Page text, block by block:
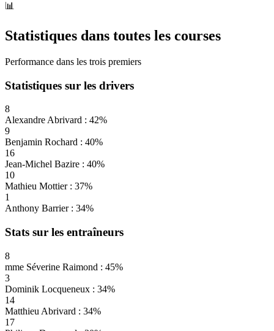
📊
Statistiques dans toutes les courses
Performance dans les trois premiers
Statistiques sur les drivers
8
Alexandre Abrivard : 42%
9
Benjamin Rochard : 40%
16
Jean-Michel Bazire : 40%
10
Mathieu Mottier : 37%
1
Anthony Barrier : 34%
Stats sur les entraîneurs
8
mme Séverine Raimond : 45%
3
Dominik Locqueneux : 34%
14
Matthieu Abrivard : 34%
17